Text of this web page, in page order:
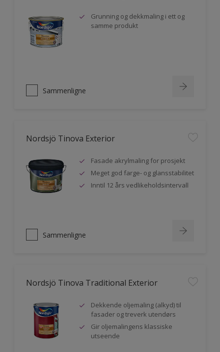
Grunning og dekkmaling i ett og
samme produkt
Sammenligne
Nordsjö Tinova Exterior
Fasade akrylmaling for prosjekt
Meget god farge- og glansstabilitet
Inntil 12 års vedlikeholdsintervall
Sammenligne
Nordsjö Tinova Traditional Exterior
Dekkende oljemaling (alkyd) til
fasader og treverk utendørs
Gir oljemalingens klassiske
utseende